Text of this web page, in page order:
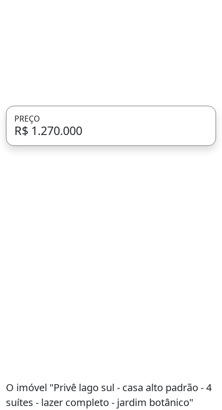
PREÇO
R$ 1.270.000
O imóvel "Privê lago sul - casa alto padrão - 4
suítes - lazer completo - jardim botânico"